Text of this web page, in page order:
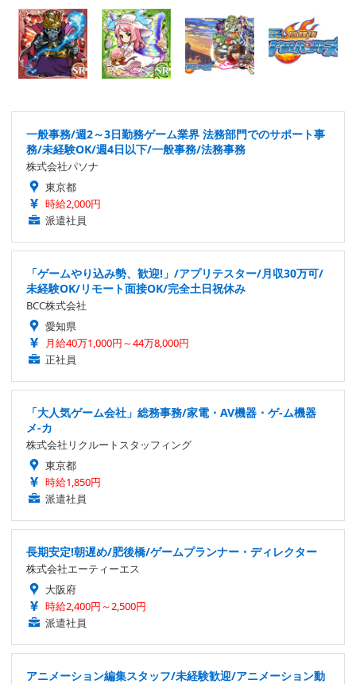
一般事務/週2～3日勤務ゲーム業界 法務部門でのサポート事
務/未経験OK/週4日以下/一般事務/法務事務
株式会社パソナ
東京都
時給2,000円
派遣社員
「ゲームやり込み勢、歓迎!」/アプリテスター/月収30万可/
未経験OK/リモート面接OK/完全土日祝休み
BCC株式会社
愛知県
月給40万1,000円～44万8,000円
正社員
「大人気ゲーム会社」総務事務/家電・AV機器・ゲ-ム機器
メ-カ
株式会社リクルートスタッフィング
東京都
時給1,850円
派遣社員
長期安定!朝遅め/肥後橋/ゲームプランナー・ディレクター
株式会社エーティーエス
大阪府
時給2,400円～2,500円
派遣社員
アニメーション編集スタッフ/未経験歓迎/アニメーション動